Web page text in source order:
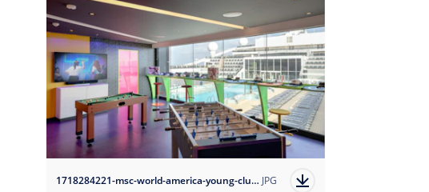
1718284221-msc-world-america-young-club?auto=format JPG